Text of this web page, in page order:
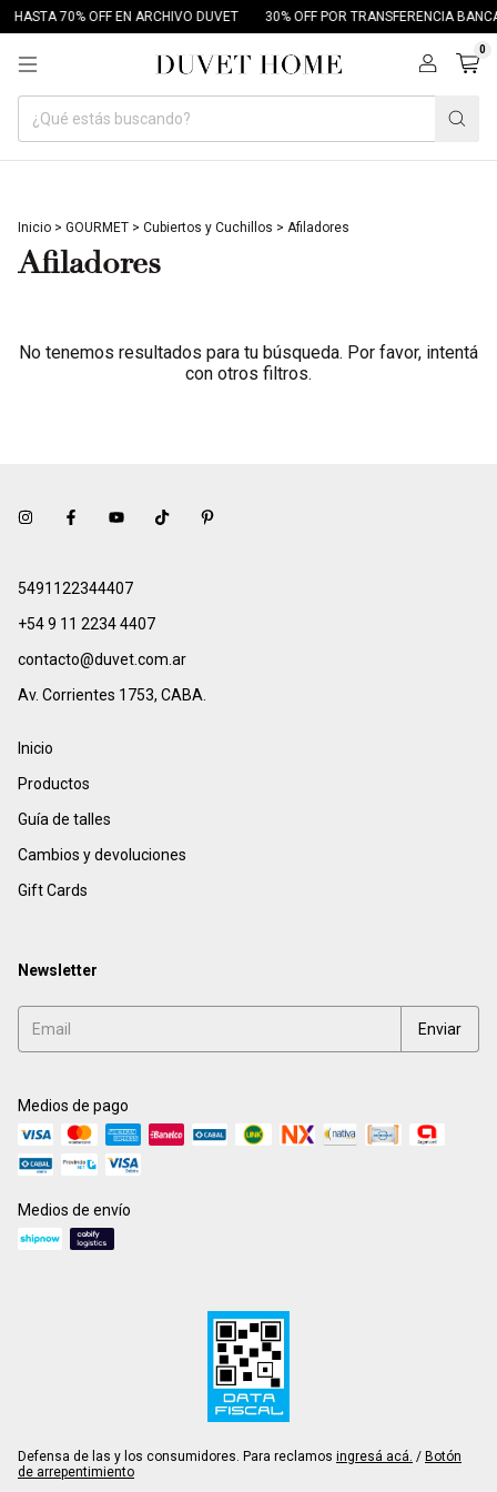
HASTA 70% OFF EN ARCHIVO DUVET 30% OFF POR TRANSFERENCIA
0
Inicio > GOURMET > Cubiertos y Cuchillos > Afiladores
Afiladores
No tenemos resultados para tu búsqueda. Por favor, intentá
con otros filtros.
5491122344407
+54 9 11 2234 4407
contacto@duvet.com.ar
Av. Corrientes 1753, CABA.
Inicio
Productos
Guía de talles
Cambios y devoluciones
Gift Cards
Newsletter
Medios de pago
Medios de envío
Defensa de las y los consumidores. Para reclamos ingresá acá. / Botón
de arrepentimiento